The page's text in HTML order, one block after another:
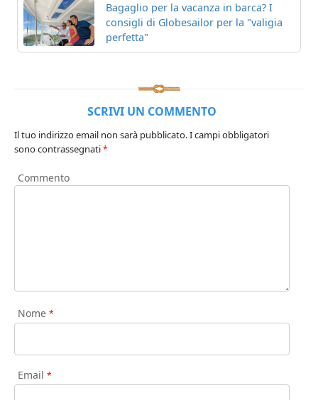
Bagaglio per la vacanza in barca? I
consigli di Globesailor per la "valigia
perfetta"
SCRIVI UN COMMENTO
Il tuo indirizzo email non sarà pubblicato.I campi obbligatori
sono contrassegnati*
Commento
Nome *
Email *